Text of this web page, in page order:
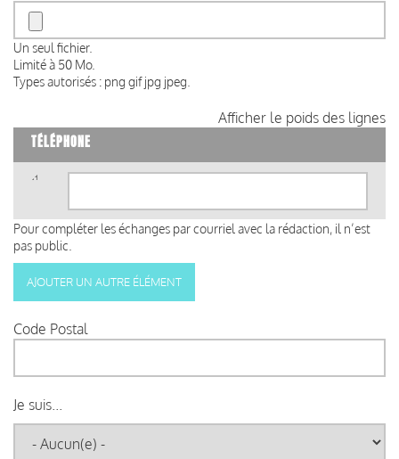
Un seul fichier.
Limité à 50 Mo.
Types autorisés : png gif jpg jpeg.
Afficher le poids des lignes
TÉLÉPHONE
1)
Pour compléter les échanges par courriel avec la rédaction, il n’est
pas public.
Code Postal
Je suis...